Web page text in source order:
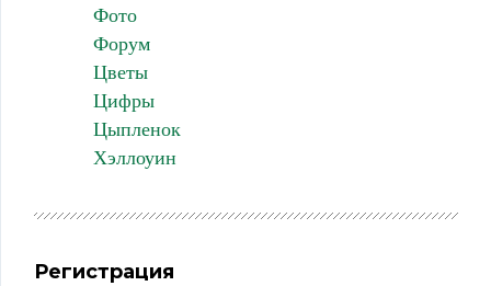
Фото
Форум
Цветы
Цифры
Цыпленок
Хэллоуин
Регистрация